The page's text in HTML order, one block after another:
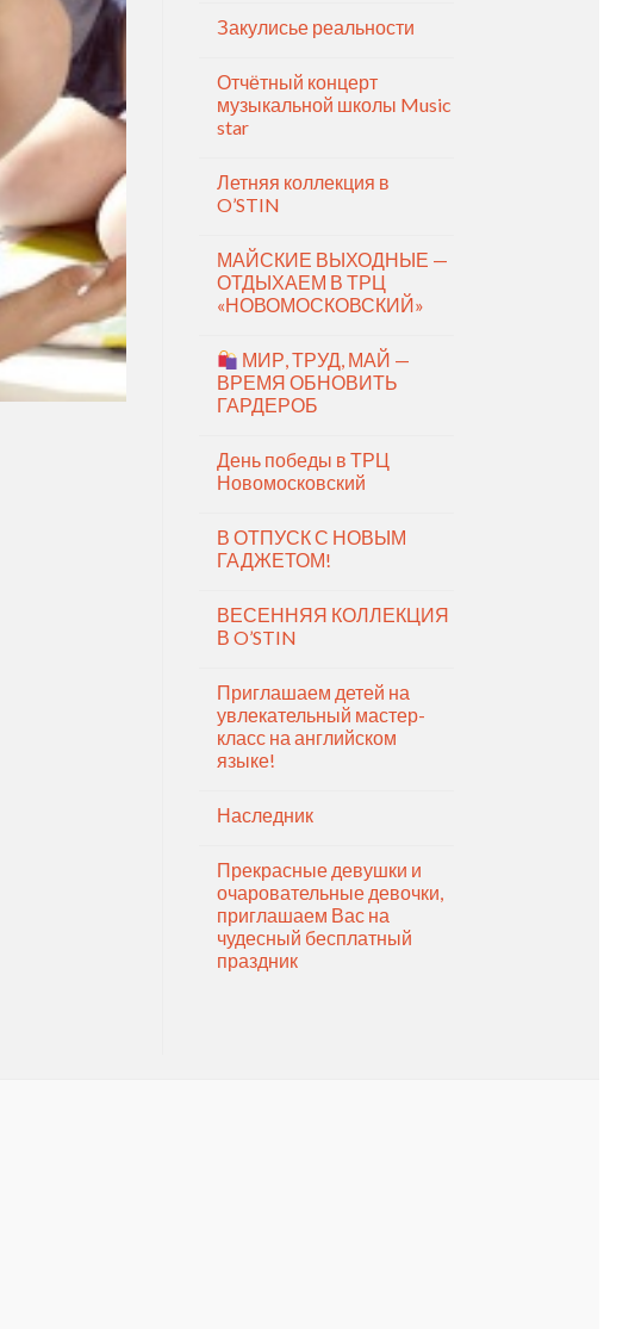
Закулисье реальности
Отчётный концерт
музыкальной школы Music
star
Летняя коллекция в
O’STIN
МАЙСКИЕ ВЫХОДНЫЕ —
ОТДЫХАЕМ В ТРЦ
«НОВОМОСКОВСКИЙ»
МИР, ТРУД, МАЙ —
ВРЕМЯ ОБНОВИТЬ
ГАРДЕРОБ
День победы в ТРЦ
Новомосковский
В ОТПУСК С НОВЫМ
ГАДЖЕТОМ!
ВЕСЕННЯЯ КОЛЛЕКЦИЯ
В O’STIN
Приглашаем детей на
увлекательный мастер-
класс на английском
языке!
Наследник
Прекрасные девушки и
очаровательные девочки,
приглашаем Вас на
чудесный бесплатный
праздник